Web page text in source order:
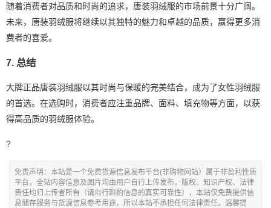
随着消费者对品质和时尚的追求，唐装羽绒服的市场前景十分广阔。
未来，唐装羽绒服将继续以其独特的魅力和卓越的品质，赢得更多消
费者的喜爱。
7. 总结
大牌正品唐装羽绒服以其时尚与保暖的完美结合，成为了女性羽绒服
的首选。在选购时，消费者应注重品牌、面料、填充物等方面，以获
得高品质的羽绒服体验。
?
免责声明：本站是一个免费货源信息发布平台(非购物网站）属于非盈利性质
平台，全站内容信息及图片均由用户自行上传发布，版权、知识产权、法律
责任均归上传者所有（请自行斟酌信息的真实可靠性），本站仅免费提供信
息储存服务与货源信息参考用途，所以本站不承担任何法律责任。温馨提